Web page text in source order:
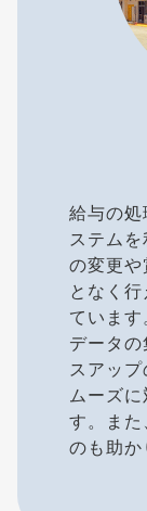
給与の処
ステム
の変更や
となく
ていま
データ
スアッ
ムーズ
す。また
のも助か